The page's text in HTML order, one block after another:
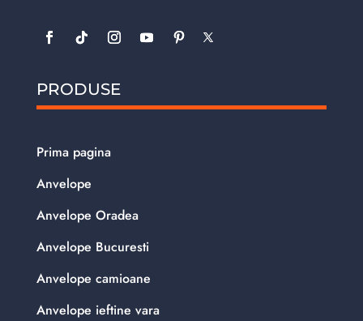
PRODUSE
Prima pagina
Anvelope
Anvelope Oradea
Anvelope Bucuresti
Anvelope camioane
Anvelope ieftine vara